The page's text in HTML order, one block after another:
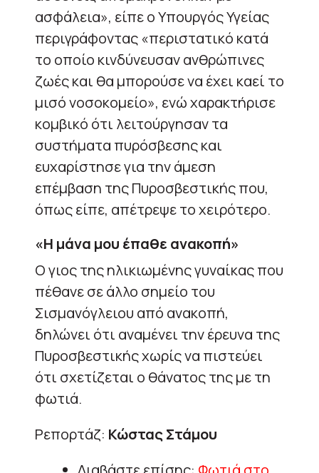
ασφάλεια», είπε ο Υπουργός Υγείας
περιγράφοντας «περιστατικό κατά
το οποίο κινδύνευσαν ανθρώπινες
ζωές και θα μπορούσε να έχει καεί το
μισό νοσοκομείο», ενώ χαρακτήρισε
κομβικό ότι λειτούργησαν τα
συστήματα πυρόσβεσης και
ευχαρίστησε για την άμεση
επέμβαση της Πυροσβεστικής που,
όπως είπε, απέτρεψε το χειρότερο.
«Η μάνα μου έπαθε ανακοπή»
Ο γιος της ηλικιωμένης γυναίκας που
πέθανε σε άλλο σημείο του
Σισμανόγλειου από ανακοπή,
δηλώνει ότι αναμένει την έρευνα της
Πυροσβεστικής χωρίς να πιστεύει
ότι σχετίζεται ο θάνατος της με τη
φωτιά.
Ρεπορτάζ: Κώστας Στάμου